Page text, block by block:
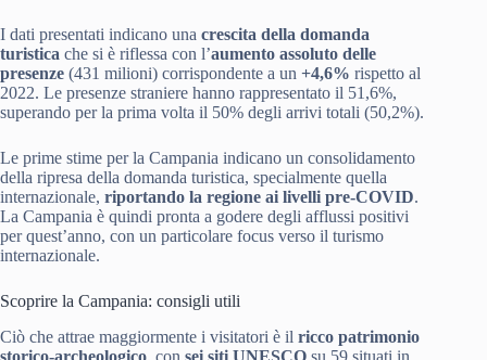
I dati presentati indicano una crescita della domanda
turistica che si è riflessa con l’aumento assoluto delle
presenze (431 milioni) corrispondente a un +4,6% rispetto al
2022. Le presenze straniere hanno rappresentato il 51,6%,
superando per la prima volta il 50% degli arrivi totali (50,2%).
Le prime stime per la Campania indicano un consolidamento
della ripresa della domanda turistica, specialmente quella
internazionale, riportando la regione ai livelli pre-COVID.
La Campania è quindi pronta a godere degli afflussi positivi
per quest’anno, con un particolare focus verso il turismo
internazionale.
Scoprire la Campania: consigli utili
Ciò che attrae maggiormente i visitatori è il ricco patrimonio
storico-archeologico, con sei siti UNESCO su 59 situati in